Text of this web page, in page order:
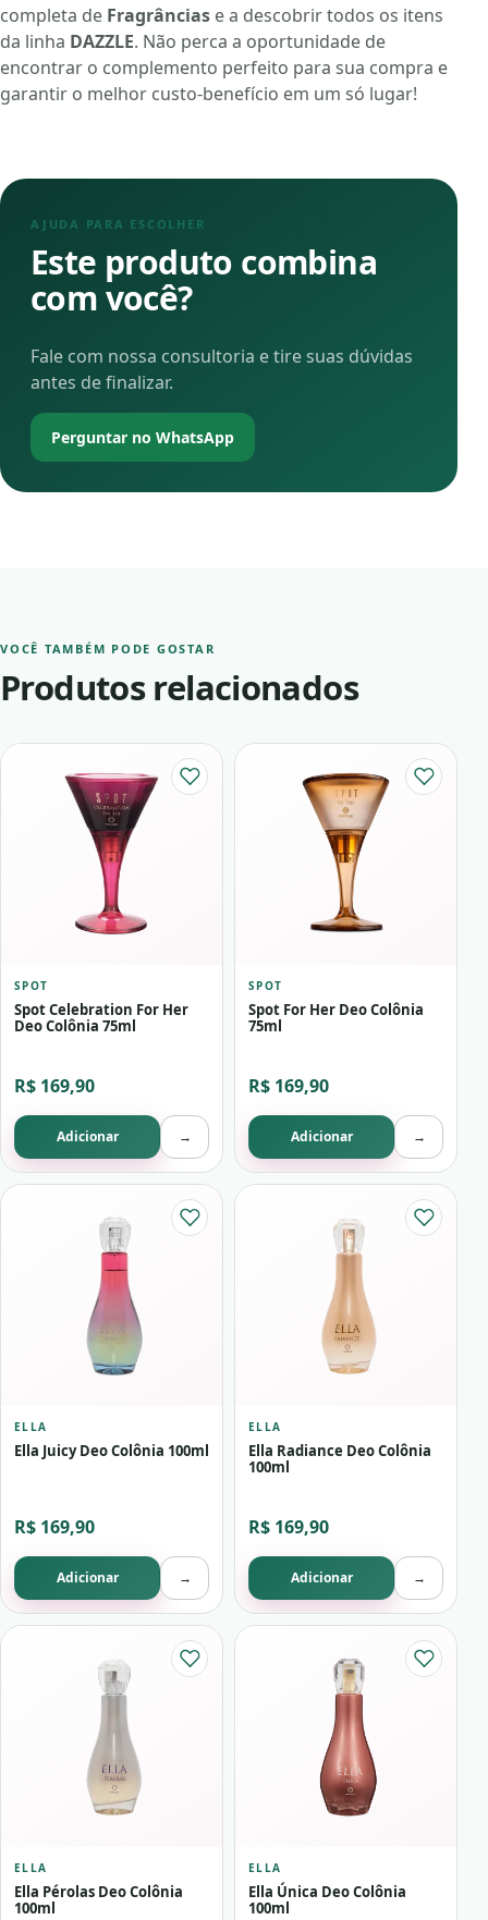
completa de Fragrâncias e a descobrir todos os itens
da linha DAZZLE. Não perca a oportunidade de
encontrar o complemento perfeito para sua compra e
garantir o melhor custo-benefício em um só lugar!
AJUDA PARA ESCOLHER
Este produto combina
com você?
Fale com nossa consultoria e tire suas dúvidas
antes de finalizar.
Perguntar no WhatsApp
VOCÊ TAMBÉM PODE GOSTAR
Produtos relacionados
SPOT
Spot Celebration For Her
Deo Colônia 75ml
R$ 169,90
Adicionar →
SPOT
Spot For Her Deo Colônia
75ml
R$ 169,90
Adicionar →
ELLA
Ella Juicy Deo Colônia 100ml
R$ 169,90
Adicionar →
ELLA
Ella Radiance Deo Colônia
100ml
R$ 169,90
Adicionar →
ELLA
Ella Pérolas Deo Colônia
100ml
ELLA
Ella Única Deo Colônia
100ml